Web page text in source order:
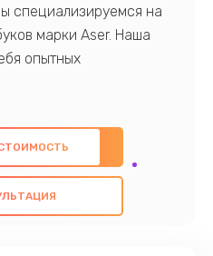
специализируемся на
марки Aser. Наша
опытных
знаниями и
ремонт с
компонентов, а
всех
цель - предоставить